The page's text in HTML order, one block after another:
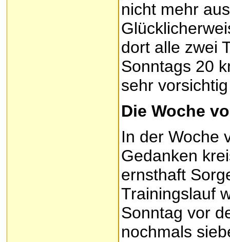
nicht mehr
dort alle zwei
Sonntags 20
sehr
Die Woche
In der Woche
Gedanken
ernsthaft
Trainingslauf
Sonntag vor
nochmals